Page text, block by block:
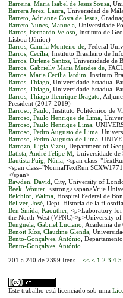
Barreira, Maria Isabel de Jesus Sousa,
Barrera Jerez, Laura, Universidad de
Barreto, Adrianne Costa de Jesus,
Barreto Nunes, Manuela, Universidade
Barros, Bernardo Veloso , Instituto de
Lisboa (Júnior)
Barros, Camila Monteiro de, Federal
Barros, Cecília, Instituto Brasileiro de
Barros, Dirlene Santos, Universidade de
Barros, Gabrielly Maria Mendes de,
Barros, Maria Cecilia Jardim , Instituto
Barros, Thiago , Universidade Estadual
Barros, Thiago , Universidade Estadual
Barros, Thiago Henrique Bragato ,
President (2017-2019)
Barroso, Paulo , Instituto Politécnico de
Barroso, Paulo Henrique de Lima,
Barroso, Paulo Henrique Lima,
Barroso, Pedro Augusto de Lima,
Barroso, Pedro Augusto de Lima,
Barrozo, Ligia Vizeu , Department of
Batista, André Felipe M, Universidade de
Bautista Puig, Núria, <span
<span class="NormalTextRun
</span>
Bawden, David , City, University of
Beek, Wouter, <strong><span>Vrije
Belchior, Walma, Hospital Federal de
Bellver, José, Dept. Historia de la
Ben Smida, Kaouther, <p>Laboratory
the North-West (VPNC)</p>University
Benguela, Gabriel Luciano , Academia
Benoit Ríos, Claudine Glenda,
Bento-Gonçalves, António ,
Bento-Gonçalves, António
201 a 240 de 2399 Itens << < 1 2 3 4 5
Este trabalho está licenciado sob uma